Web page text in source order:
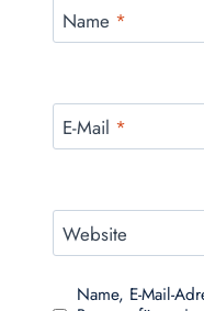
Name *
E-Mail *
Website
Name, E-Mail-